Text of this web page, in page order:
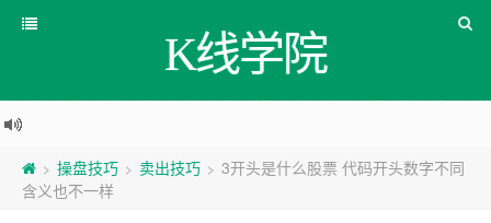
K线学院
> 操盘技巧 > 卖出技巧 > 3开头是什么股票 代码开头数字不同
含义也不一样